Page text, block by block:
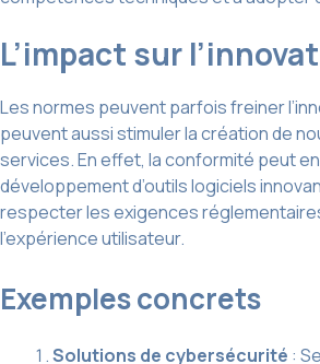
L’impact sur
Les normes peuvent parfois freiner
peuvent aussi stimuler la création de
services. En effet, la conformité peut
développement d’outils logiciels
respecter les exigences
l’expérience utilisateur.
Exemples concrets
Solutions de cybersécurité :